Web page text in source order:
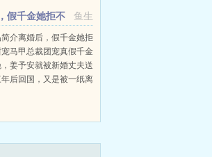
下真...
鱼生
假千金她拒不
介离婚后，假千金她拒
马甲总裁团宠真假千金
姜予安就被新婚丈夫送
后回国，又是被一纸离